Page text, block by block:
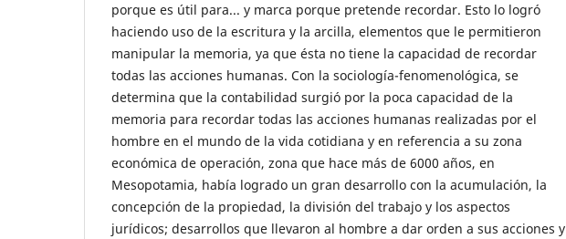
porque es útil para... y marca porque pretende recordar. Esto lo logró
haciendo uso de la escritura y la arcilla, elementos que le permitieron
manipular la memoria, ya que ésta no tiene la capacidad de recordar
todas las acciones humanas. Con la sociología-fenomenológica, se
determina que la contabilidad surgió por la poca capacidad de la
memoria para recordar todas las acciones humanas realizadas por el
hombre en el mundo de la vida cotidiana y en referencia a su zona
económica de operación, zona que hace más de 6000 años, en
Mesopotamia, había logrado un gran desarrollo con la acumulación, la
concepción de la propiedad, la división del trabajo y los aspectos
jurídicos; desarrollos que llevaron al hombre a dar orden a sus acciones y